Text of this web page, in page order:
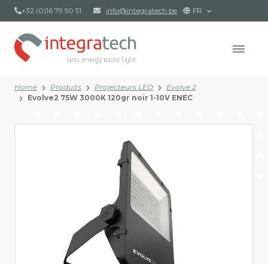
+32 (0)16 79 50 51 info@integratech.be FR
Home Produits Projecteurs LED
Evolve 2
Evolve2 75W 3000K 120gr noir 1-10V ENEC